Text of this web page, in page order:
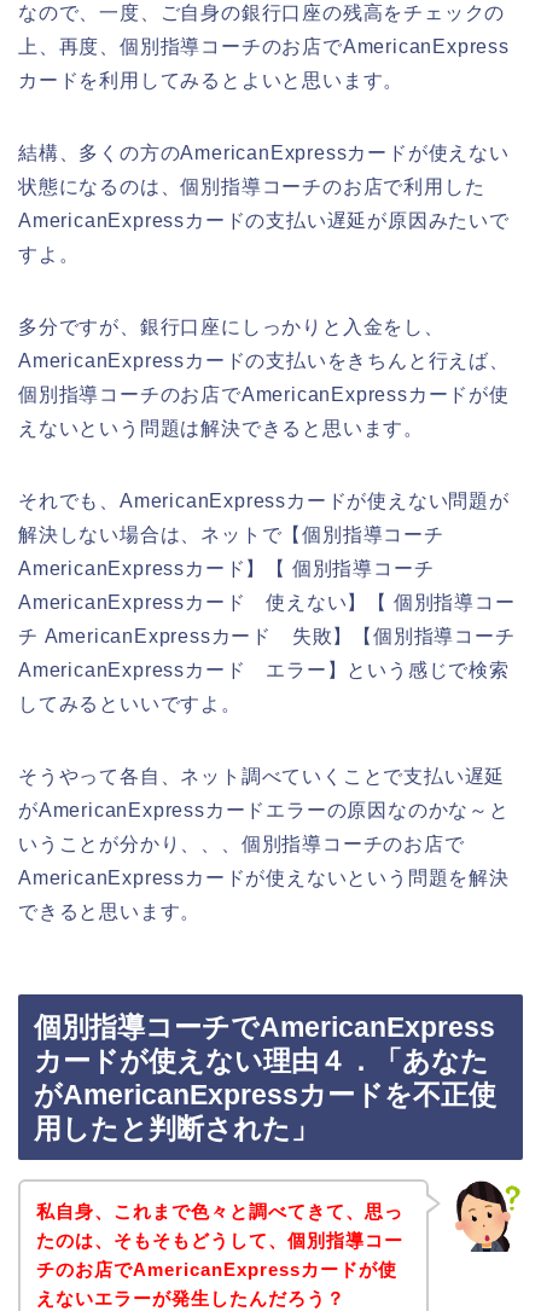
なので、一度、ご自身の銀行口座の残高をチェックの
上、再度、個別指導コーチのお店でAmericanExpress
カードを利用してみるとよいと思います。
結構、多くの方のAmericanExpressカードが使えない
状態になるのは、個別指導コーチのお店で利用した
AmericanExpressカードの支払い遅延が原因みたいで
すよ。
多分ですが、銀行口座にしっかりと入金をし、
AmericanExpressカードの支払いをきちんと行えば、
個別指導コーチのお店でAmericanExpressカードが使
えないという問題は解決できると思います。
それでも、AmericanExpressカードが使えない問題が
解決しない場合は、ネットで【個別指導コーチ
AmericanExpressカード】【 個別指導コーチ
AmericanExpressカード 使えない】【 個別指導コー
チ AmericanExpressカード 失敗】【個別指導コーチ
AmericanExpressカード エラー】という感じで検索
してみるといいですよ。
そうやって各自、ネット調べていくことで支払い遅延
がAmericanExpressカードエラーの原因なのかな～と
いうことが分かり、、、個別指導コーチのお店で
AmericanExpressカードが使えないという問題を解決
できると思います。
個別指導コーチでAmericanExpress
カードが使えない理由４．「あなた
がAmericanExpressカードを不正使
用したと判断された」
私自身、これまで色々と調べてきて、思っ
たのは、そもそもどうして、個別指導コー
チのお店でAmericanExpressカードが使
えないエラーが発生したんだろう？